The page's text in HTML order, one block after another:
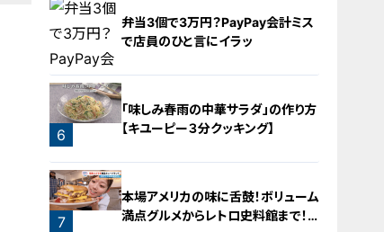
4
5
弁当3個で3万円？PayPay会計ミス
で店員のひと言にイラッ
6
「味しみ春雨の中華サラダ」の作り方
【キユーピー３分クッキング】
7
本場アメリカの味に舌鼓！ボリューム
満点グルメからレトロ史料館まで！